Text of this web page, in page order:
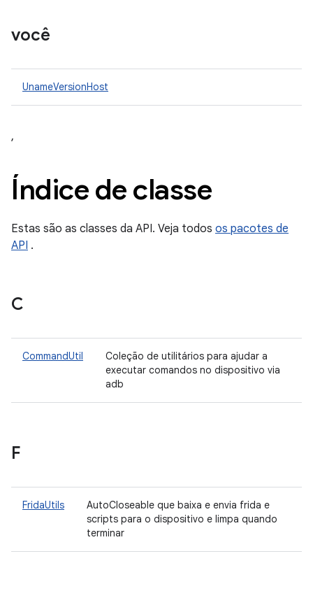
você
UnameVersionHost
,
Índice de classe
Estas são as classes da API. Veja todos os pacotes de
API .
C
CommandUtil
Coleção de utilitários para ajudar a
executar comandos no dispositivo via
adb
F
FridaUtils
AutoCloseable que baixa e envia frida e
scripts para o dispositivo e limpa quando
terminar